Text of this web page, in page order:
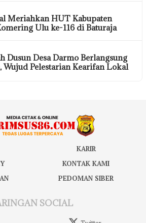
Meriahkan HUT Kabupaten
Ulu ke-116 di Baturaja
Dusun Desa Darmo Berlangsung
Wujud Pelestarian Kearifan Lokal
KARIR
KONTAK KAMI
PEDOMAN SIBER
SOCIAL